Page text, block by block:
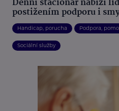
Denní stacionář nabízí
postižením podporu i
Handicap, porucha Podpora,
Sociální služby